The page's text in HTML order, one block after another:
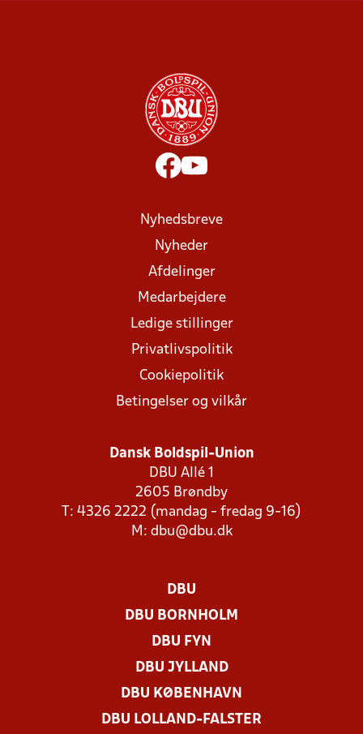
Nyhedsbreve
Nyheder
Afdelinger
Medarbejdere
Ledige stillinger
Privatlivspolitik
Cookiepolitik
Betingelser og vilkår
Dansk Boldspil-Union
DBU Allé 1
2605 Brøndby
T: 4326 2222 (mandag - fredag 9-16)
M: dbu@dbu.dk
DBU
DBU BORNHOLM
DBU FYN
DBU JYLLAND
DBU KØBENHAVN
DBU LOLLAND-FALSTER